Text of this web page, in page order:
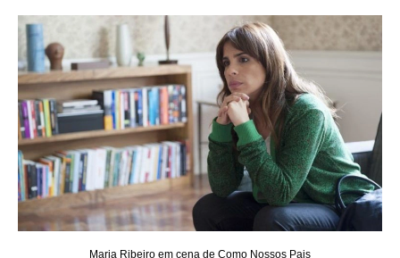
Maria Ribeiro em cena de Como Nossos Pais